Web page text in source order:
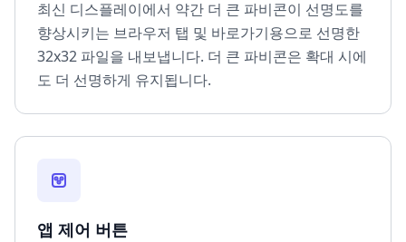
최신 디스플레이에서 약간 더 큰 파비콘이 선명도를
향상시키는 브라우저 탭 및 바로가기용으로 선명한
32x32 파일을 내보냅니다. 더 큰 파비콘은 확대 시에
도 더 선명하게 유지됩니다.
앱 제어 버튼